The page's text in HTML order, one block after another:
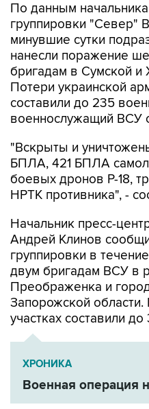
По данным
группировки "Север"
минувшие сутки
нанесли поражение
бригадам в Сумской и
Потери украинской
составили до 235
военнослужащий ВСУ
"Вскрыты и
БПЛА, 421 БПЛА
боевых дронов Р-18,
НРТК противника", -
Начальник пресс-
Андрей Клинов
группировки в
двум бригадам ВСУ в
Преображенка и
Запорожской
участках составили
ХРОНИКА
Военная операция